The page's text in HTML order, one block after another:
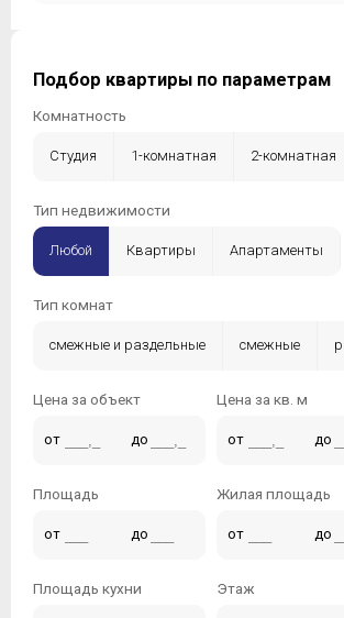
Подбор квартиры по параметрам
Комнатность
Студия 1-комнатная 2-комнатная
3-комнатная
Тип недвижимости
Любой Квартиры Апартаменты
Тип комнат
смежные и раздельные смежные
Цена за объект
от до
Цена за кв. м
от до
Площадь
от до
Жилая площадь
от до
Площадь кухни Этаж